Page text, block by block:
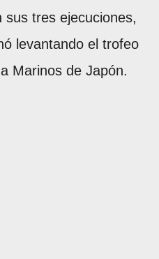
tres ejecuciones,
levantando el trofeo
Marinos de Japón.